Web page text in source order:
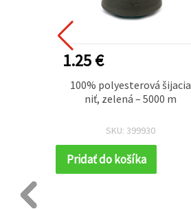
1.25 €
100% polyesterová šijacia
niť, zelená – 5000 m
SKU: 399930
Pridať do košíka